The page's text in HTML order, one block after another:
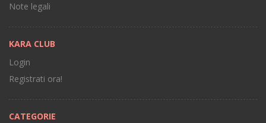
Note legali
KARA CLUB
Login
Registrati ora!
CATEGORIE